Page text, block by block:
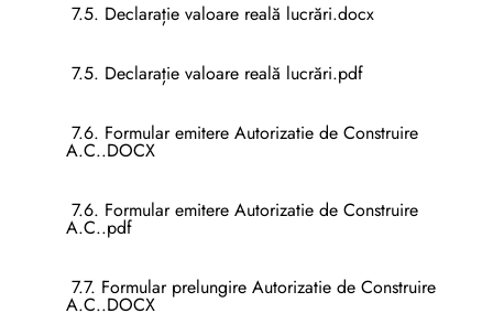
7.5. Declarație valoare reală lucrări.docx
7.5. Declarație valoare reală lucrări.pdf
7.6. Formular emitere Autorizatie de Construire
A.C..DOCX
7.6. Formular emitere Autorizatie de Construire
A.C..pdf
7.7. Formular prelungire Autorizatie de Construire
A.C..DOCX